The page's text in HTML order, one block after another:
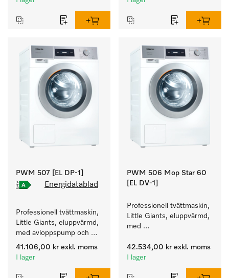
PWM 507 [EL DP-1]
Energidatablad
Professionell tvättmaskin,
Little Giants, eluppvärmd,
med avloppspump och
målgruppsspecifika
program. Prestanda 7 kg i
desinfektionsprogram för
41.106,00 kr exkl. moms
I lager
PWM 506 Mop Star 60
[EL DV-1]
Professionell tvättmaskin,
Little Giants, eluppvärmd,
med
kraven i Facility
Management. Tvättmängd
42.534,00 kr exkl. moms
I lager